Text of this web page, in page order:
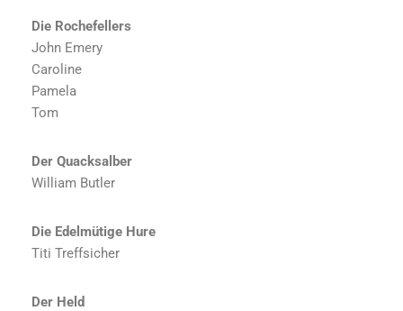
Die Rochefellers
John Emery
Caroline
Pamela
Tom
Der Quacksalber
William Butler
Die Edelmütige Hure
Titi Treffsicher
Der Held